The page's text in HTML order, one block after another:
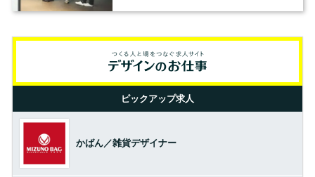
ピックアップ求人
かばん／雑貨デザイナー